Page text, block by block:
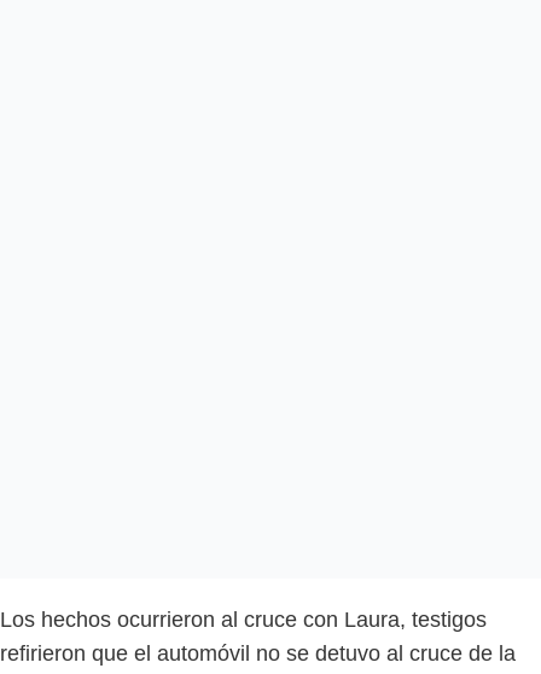
Los hechos ocurrieron al cruce con Laura, testigos
refirieron que el automóvil no se detuvo al cruce de la